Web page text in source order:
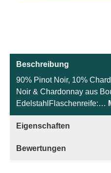
Beschreibung
90% Pinot Noir, 10%
Noir & Chardonnay aus
EdelstahlFlaschenreife:…
Eigenschaften
Bewertungen